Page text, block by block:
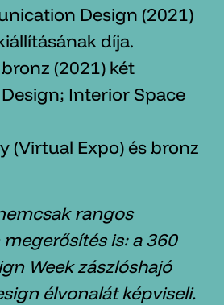
Design (2021)
díja.
(2021) két
Interior Space
(Virtual Expo) és bronz
rangos
is: a 360
Week zászlóshajó
élvonalát képviseli.